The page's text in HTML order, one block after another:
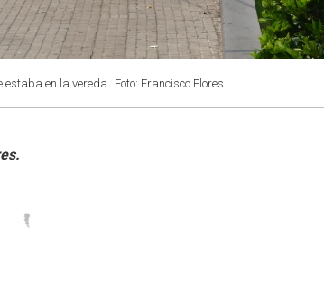
estaba en la vereda. Foto: Francisco Flores